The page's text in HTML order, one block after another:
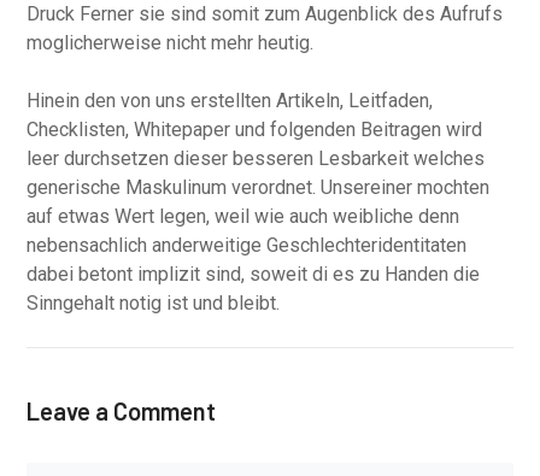
Druck Ferner sie sind somit zum Augenblick des Aufrufs
moglicherweise nicht mehr heutig.
Hinein den von uns erstellten Artikeln, Leitfaden,
Checklisten, Whitepaper und folgenden Beitragen wird
leer durchsetzen dieser besseren Lesbarkeit welches
generische Maskulinum verordnet. Unsereiner mochten
auf etwas Wert legen, weil wie auch weibliche denn
nebensachlich anderweitige Geschlechteridentitaten
dabei betont implizit sind, soweit di es zu Handen die
Sinngehalt notig ist und bleibt.
Leave a Comment